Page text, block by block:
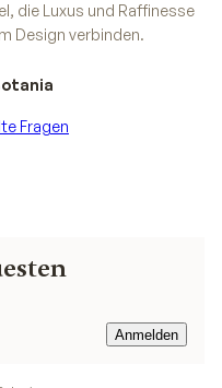
die Luxus und Raffinesse
Design verbinden.
Anmelden
Anmelden
Fragen